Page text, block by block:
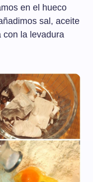
en el hueco
sal, aceite
con la levadura